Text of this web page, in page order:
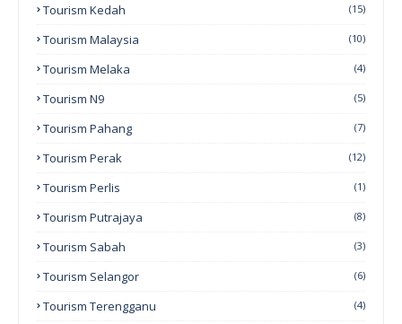
Tourism Kedah (15)
Tourism Malaysia (10)
Tourism Melaka (4)
Tourism N9 (5)
Tourism Pahang (7)
Tourism Perak (12)
Tourism Perlis (1)
Tourism Putrajaya (8)
Tourism Sabah (3)
Tourism Selangor (6)
Tourism Terengganu (4)